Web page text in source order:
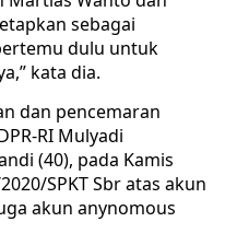
sebagai
dulu untuk
kata dia.
dan pencemaran
RI Mulyadi
(40), pada Kamis
SPKT Sbr atas akun
akun anynomous